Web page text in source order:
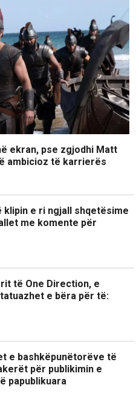
ekran, pse zgjodhi Matt
ambicioz të karrierës
klipin e ri ngjall shqetësime
me komente për
të One Direction, e
e bëra për të:
e bashkëpunëtorëve të
për publikimin e
papublikuara